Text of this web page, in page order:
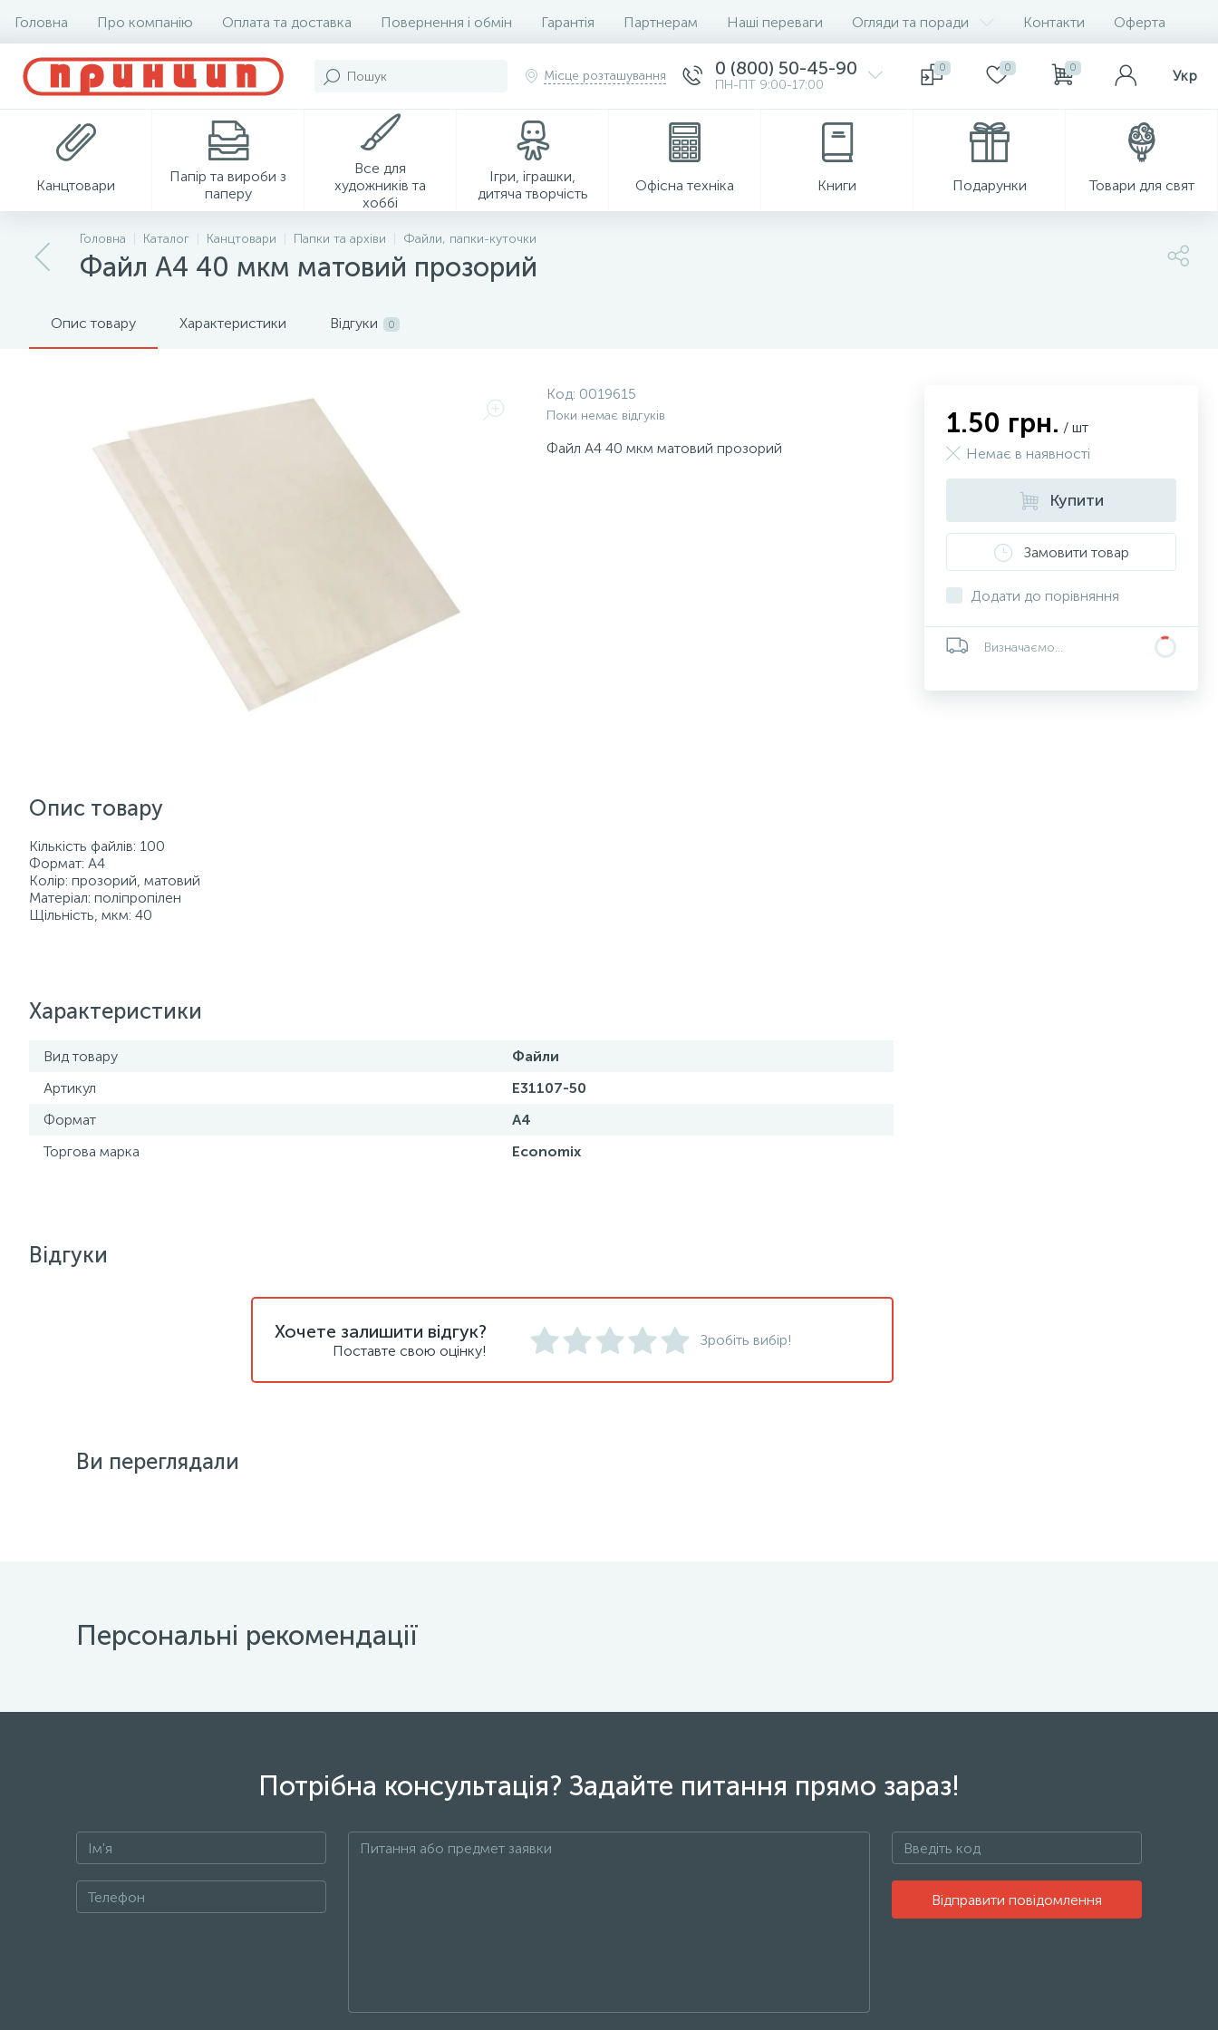
Головна Про компанію Оплата та доставка Повернення і обмін Гарантія Партнерам Наші переваги Огляди та поради Контакти Оферта
Місце розташування 0 (800) 50-45-90
ПН-ПТ 9:00-17:00
0 0 0 Укр
Канцтовари
Папір та вироби з
паперу
Все для
художників та
хоббі
Ігри, іграшки,
дитяча творчість
Офісна техніка Книги Подарунки Товари для свят
Головна Каталог Канцтовари Папки та архіви Файли, папки-куточки
Файл А4 40 мкм матовий прозорий
Опис товару Характеристики Відгуки 0
Код: 0019615
Поки немає відгуків
Файл А4 40 мкм матовий прозорий
Опис товару
Кількість файлів: 100
Формат: A4
Колір: прозорий, матовий
Матеріал: поліпропілен
Щільність, мкм: 40
Характеристики
Вид товару
Файли
Артикул
E31107-50
Формат
А4
Торгова марка
Economix
1.50 грн. / шт
Немає в наявності
Купити
Замовити товар
Додати до порівняння
Визначаємо...
Відгуки
Хочете залишити відгук?
Поставте свою оцінку!
Зробіть вибір!
Ви переглядали
Персональні рекомендації
Потрібна консультація? Задайте питання прямо зараз!
Відправити повідомлення